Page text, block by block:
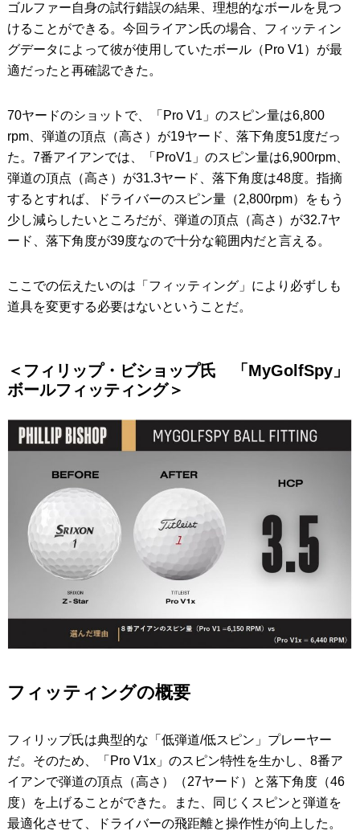
ゴルファー自身の試行錯誤の結果、理想的なボールを見つ
けることができる。今回ライアン氏の場合、フィッティン
グデータによって彼が使用していたボール（Pro V1）が最
適だったと再確認できた。
70ヤードのショットで、「Pro V1」のスピン量は6,800
rpm、弾道の頂点（高さ）が19ヤード、落下角度51度だっ
た。7番アイアンでは、「ProV1」のスピン量は6,900rpm、
弾道の頂点（高さ）が31.3ヤード、落下角度は48度。指摘
するとすれば、ドライバーのスピン量（2,800rpm）をもう
少し減らしたいところだが、弾道の頂点（高さ）が32.7ヤ
ード、落下角度が39度なので十分な範囲内だと言える。
ここでの伝えたいのは「フィッティング」により必ずしも
道具を変更する必要はないということだ。
＜フィリップ・ビショップ氏 「MyGolfSpy」
ボールフィッティング＞
フィッティングの概要
フィリップ氏は典型的な「低弾道/低スピン」プレーヤー
だ。そのため、「Pro V1x」のスピン特性を生かし、8番ア
イアンで弾道の頂点（高さ）（27ヤード）と落下角度（46
度）を上げることができた。また、同じくスピンと弾道を
最適化させて、ドライバーの飛距離と操作性が向上した。